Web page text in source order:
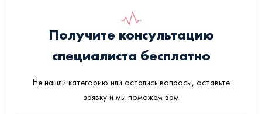
Получите консультацию
специалиста бесплатно
Не нашли категорию или остались вопросы, оставьте
заявку и мы поможем вам